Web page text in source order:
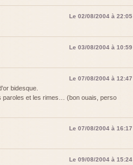
Le 02/08/2004 à 22:05
Le 03/08/2004 à 10:59
Le 07/08/2004 à 12:47
bidesque.
paroles et les rimes… (bon ouais, perso
Le 07/08/2004 à 16:17
Le 09/08/2004 à 15:24